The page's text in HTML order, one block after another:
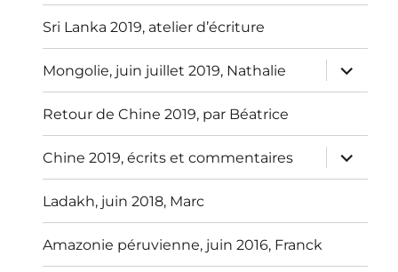
Sri Lanka 2019, atelier d’écriture
Mongolie, juin juillet 2019, Nathalie
ouvrir
le
sous-
Retour de Chine 2019, par Béatrice
Chine 2019, écrits et commentaires
ouvrir
le
sous-
Ladakh, juin 2018, Marc
Amazonie péruvienne, juin 2016, Franck